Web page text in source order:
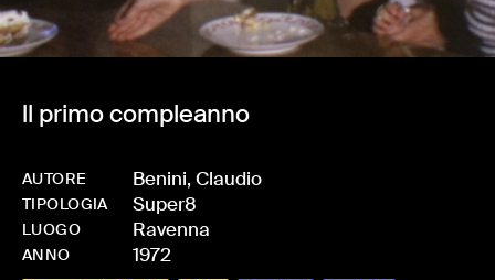
ll primo compleanno
AUTORE Benini, Claudio
TIPOLOGIA Super8
LUOGO Ravenna
ANNO 1972